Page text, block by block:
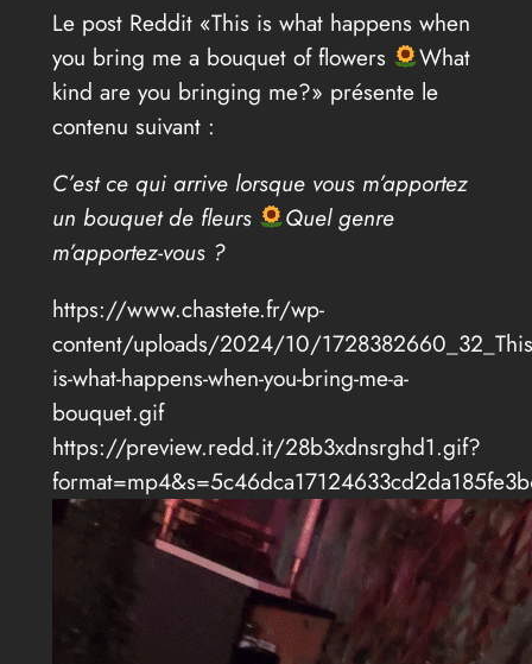
Le post Reddit «This is what happens when
you bring me a bouquet of flowers
What
kind are you bringing me?» présente le
contenu suivant :
C’est ce qui arrive lorsque vous m’apportez
un bouquet de fleurs
Quel genre
m’apportez-vous ?
https://www.chastete.fr/wp-
content/uploads/2024/10/
is-what-happens-when-you-bring-me-a-
bouquet.gif
https://preview.redd.it/28b3xdnsrghd1.gif?